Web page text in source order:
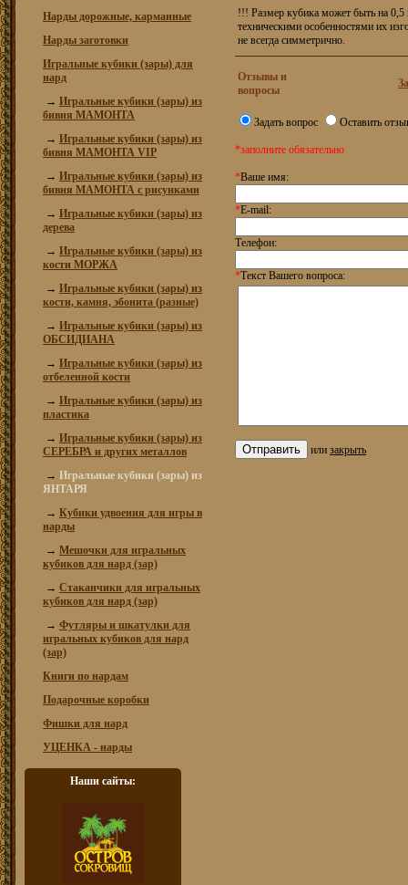
Нарды дорожные, карманные
Нарды заготовки
Игральные кубики (зары) для
нард
→ Игральные кубики (зары) из
бивня МАМОНТА
→ Игральные кубики (зары) из
бивня МАМОНТА VIP
→ Игральные кубики (зары) из
бивня МАМОНТА с рисунками
→ Игральные кубики (зары) из
дерева
→ Игральные кубики (зары) из
кости МОРЖА
→ Игральные кубики (зары) из
кости, камня, эбонита (разные)
→ Игральные кубики (зары) из
ОБСИДИАНА
→ Игральные кубики (зары) из
отбеленной кости
→ Игральные кубики (зары) из
пластика
→ Игральные кубики (зары) из
СЕРЕБРА и других металлов
→ Игральные кубики (зары) из
ЯНТАРЯ
→ Кубики удвоения для игры в
нарды
→ Мешочки для игральных
кубиков для нард (зар)
→ Стаканчики для игральных
кубиков для нард (зар)
→ Футляры и шкатулки для
игральных кубиков для нард
(зар)
Книги по нардам
Подарочные коробки
Фишки для нард
УЦЕНКА - нарды
Наши сайты:
!!! Размер кубика может быть на 0,5
техническими особенностями их
не всегда симметрично.
Отзывы и
вопросы
Задать вопрос Оставить
*заполните обязательно
*Ваше имя:
*E-mail:
Телефон:
*Текст Вашего вопроса:
или закрыть